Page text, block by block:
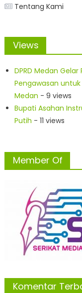
Tentang Kami
Views
DPRD Medan
Pengawasan
Medan - 9 views
Bupati Asahan
Putih - 11 views
Member Of
Komentar